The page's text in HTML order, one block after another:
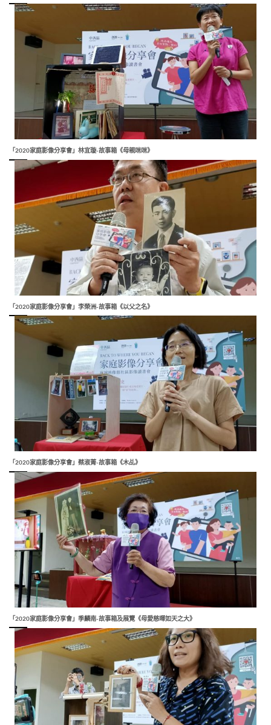
「2020家庭影像分享會」林宜璇-故事箱《母親咪咪》
「2020家庭影像分享會」李榮洲-故事箱《以父之名》
「2020家庭影像分享會」蔡淑菁-故事箱《木乩》
「2020家庭影像分享會」季麟南-故事箱及展覽《母愛慈暉如天之大》